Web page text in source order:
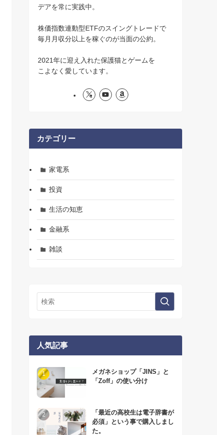
デアを常に実践中。
株価指数連動型ETFのスイングトレードで
毎月月収分以上を稼ぐのが当面の公約。
2021年に迎え入れた保護猫とゲームを
こよなく愛しています。
カテゴリー
家電系
投資
生活の知恵
金融系
雑談
人気記事
メガネショップ「JINS」と
「Zoff」の使い分け
「最近の高校生は電子辞書が
必須」という事で購入しまし
た。